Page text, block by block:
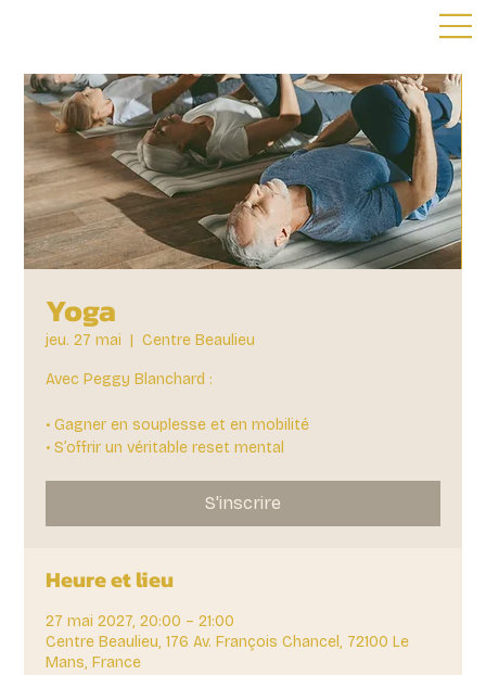
Yoga
jeu. 27 mai
  |
Centre Beaulieu
Avec Peggy Blanchard :
• Gagner en souplesse et en mobilité
• S’offrir un véritable reset mental
S'inscrire
Heure et lieu
27 mai 2027, 20:00 – 21:00
Centre Beaulieu, 176 Av. François Chancel, 72100 Le
Mans, France